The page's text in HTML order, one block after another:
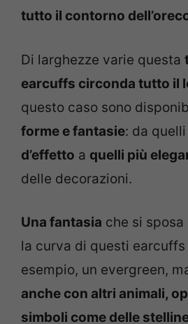
tutto il contorno
Di larghezze varie questa
earcuffs circonda tutto il
questo caso sono
forme e fantasie: da quelli
d’effetto a quelli più
delle decorazioni.
Una fantasia che si
la curva di questi earcuffs
esempio, un evergreen,
anche con altri animali,
simboli come delle